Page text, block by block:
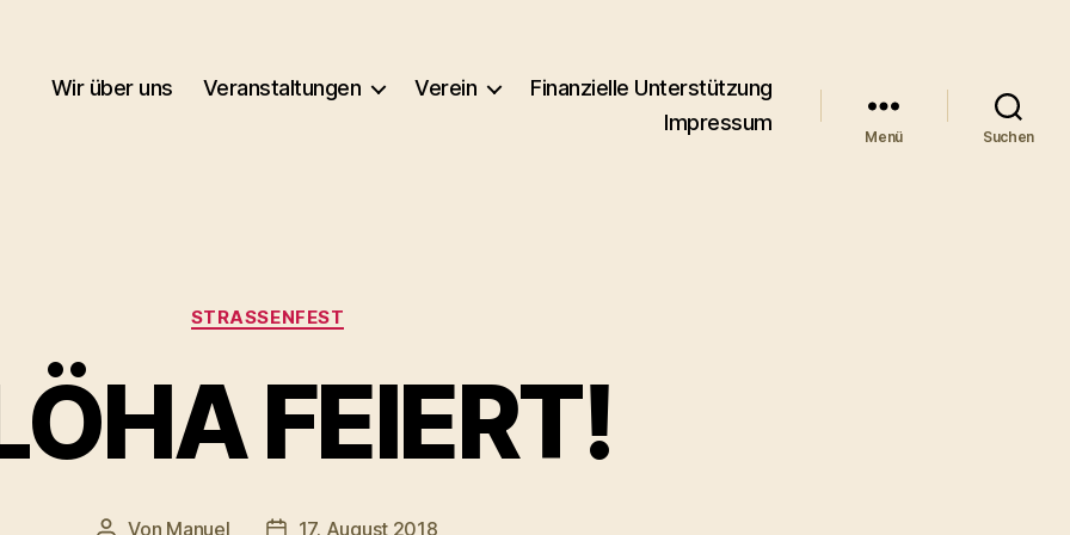
Wir über uns Veranstaltungen Verein
Finanzielle Unterstützung
Impressum
Menü Suchen
Kategorien
STRASSENFEST
FEIERT!
Von Manuel 17. August 2018